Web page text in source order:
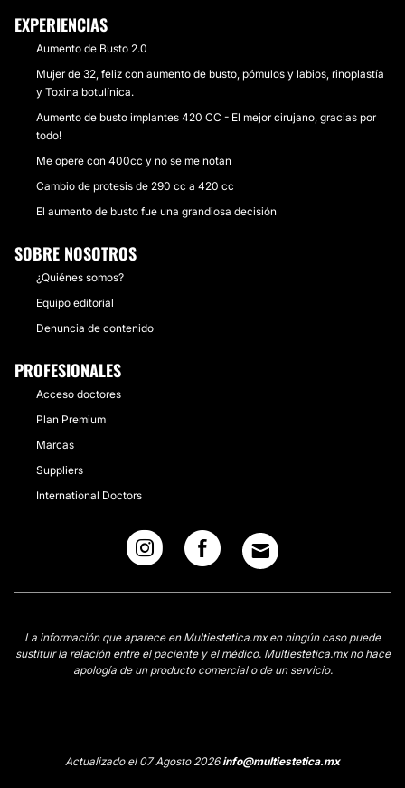
EXPERIENCIAS
Aumento de Busto 2.0
Mujer de 32, feliz con aumento de busto, pómulos y labios, rinoplastía
y Toxina botulínica.
Aumento de busto implantes 420 CC - El mejor cirujano, gracias por
todo!
Me opere con 400cc y no se me notan
Cambio de protesis de 290 cc a 420 cc
El aumento de busto fue una grandiosa decisión
SOBRE NOSOTROS
¿Quiénes somos?
Equipo editorial
Denuncia de contenido
PROFESIONALES
Acceso doctores
Plan Premium
Marcas
Suppliers
International Doctors
La información que aparece en Multiestetica.mx en ningún caso puede
sustituir la relación entre el paciente y el médico. Multiestetica.mx no hace
apología de un producto comercial o de un servicio.
Actualizado el 07 Agosto 2026info@multiestetica.mx